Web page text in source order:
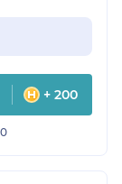
+ 200